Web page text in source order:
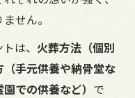
せん。
は、 火葬方法（個別
手元供養や納骨堂な
での供養など） で